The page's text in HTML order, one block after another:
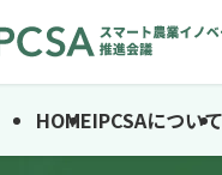
HOMEIPCSAについて